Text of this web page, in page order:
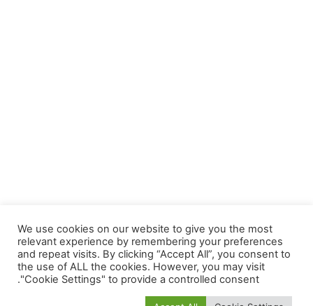
أخبار السيارات
نصائح عن السيارات
تقييم ومقارنة السيارات
خدمات
اسأل ملاكي
We use cookies on our website to give you the most
relevant experience by remembering your preferences
and repeat visits. By clicking “Accept All”, you consent to
the use of ALL the cookies. However, you may visit
"Cookie Settings" to provide a controlled consent.